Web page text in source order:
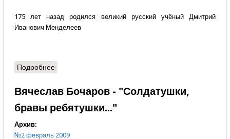
175 лет назад родился великий русский учёный Дмитрий
Иванович Менделеев
Подробнеео Евгений Троицкий - Заветы Менделеева
Вячеслав Бочаров - "Солдатушки,
бравы ребятушки..."
Архив:
№2 февраль 2009